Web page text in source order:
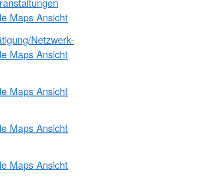
Maps Ansicht
Netzwerk-
Maps Ansicht
Maps Ansicht
Maps Ansicht
Maps Ansicht